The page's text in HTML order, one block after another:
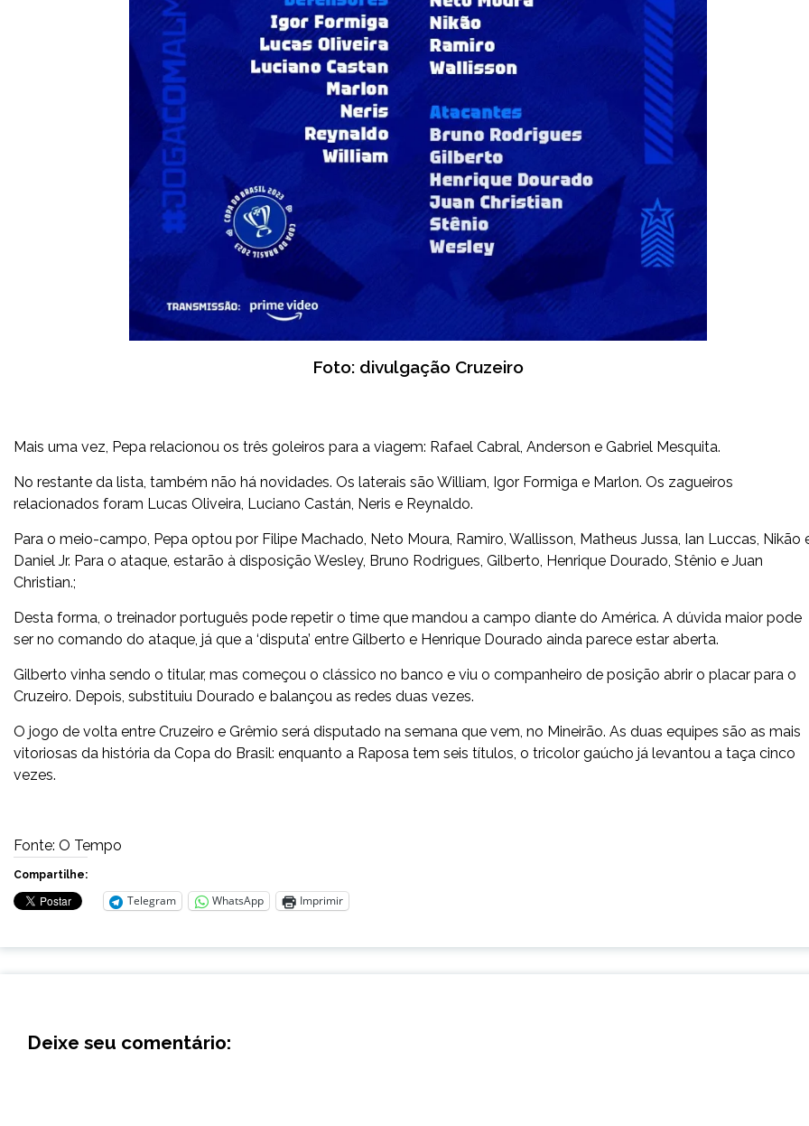
Foto: divulgação Cruzeiro
Mais uma vez, Pepa relacionou os três goleiros para a viagem: Rafael Cabral, Anderson e Gabriel Mesquita.
No restante da lista, também não há novidades. Os laterais são William, Igor Formiga e Marlon. Os zagueiros
relacionados foram Lucas Oliveira, Luciano Castán, Neris e Reynaldo.
Para o meio-campo, Pepa optou por Filipe Machado, Neto Moura, Ramiro, Wallisson, Matheus Jussa, Ian Luccas, Nikão
Daniel Jr. Para o ataque, estarão à disposição Wesley, Bruno Rodrigues, Gilberto, Henrique Dourado, Stênio e Juan
Christian.;
Desta forma, o treinador português pode repetir o time que mandou a campo diante do América. A dúvida maior pode
ser no comando do ataque, já que a ‘disputa’ entre Gilberto e Henrique Dourado ainda parece estar aberta.
Gilberto vinha sendo o titular, mas começou o clássico no banco e viu o companheiro de posição abrir o placar para o
Cruzeiro. Depois, substituiu Dourado e balançou as redes duas vezes.
O jogo de volta entre Cruzeiro e Grêmio será disputado na semana que vem, no Mineirão. As duas equipes são as mais
vitoriosas da história da Copa do Brasil: enquanto a Raposa tem seis títulos, o tricolor gaúcho já levantou a taça cinco
vezes.
Fonte: O Tempo
Compartilhe:
Telegram WhatsApp Imprimir
Deixe seu comentário: